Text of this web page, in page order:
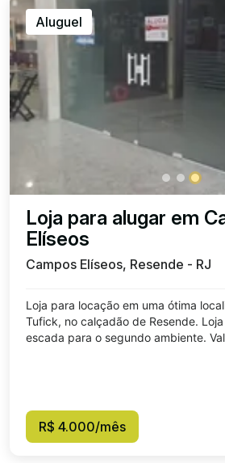
Aluguel
Loja para alugar em
Elíseos
Campos Elíseos, Resende - RJ
Loja para locação em uma ótima
Tufick, no calçadão de Resende.
escada para o segundo ambiente.
R$ 4.000/mês